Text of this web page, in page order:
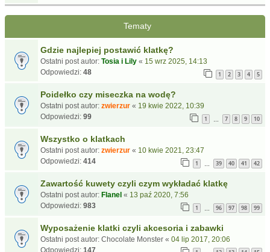
Tematy
Gdzie najlepiej postawić klatkę?
Ostatni post autor: Tosia i Lily « 15 wrz 2025, 14:13
Odpowiedzi: 48 1 2 3 4 5
Poidełko czy miseczka na wodę?
Ostatni post autor: zwierzur « 19 kwie 2022, 10:39
Odpowiedzi: 99 1 7 8 9 10
Wszystko o klatkach
Ostatni post autor: zwierzur « 10 kwie 2021, 23:47
Odpowiedzi: 414 1 39 40 41 42
Zawartość kuwety czyli czym wykładać klatkę
Ostatni post autor: Flanel « 13 paź 2020, 7:56
Odpowiedzi: 983 1 96 97 98 99
Wyposażenie klatki czyli akcesoria i zabawki
Ostatni post autor: Chocolate Monster « 04 lip 2017, 20:06
Odpowiedzi: 147